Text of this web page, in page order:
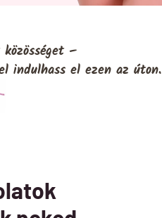
–
indulhass el ezen az úton.